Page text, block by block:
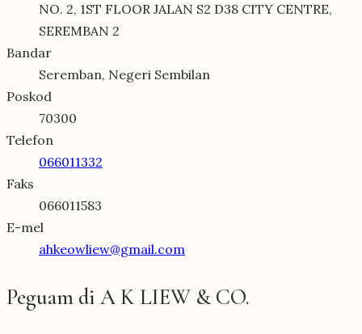
NO. 2, 1ST FLOOR JALAN S2 D38 CITY CENTRE,
SEREMBAN 2
Bandar
Seremban, Negeri Sembilan
Poskod
70300
Telefon
066011332
Faks
066011583
E-mel
ahkeowliew@gmail.com
Peguam di A K LIEW & CO.